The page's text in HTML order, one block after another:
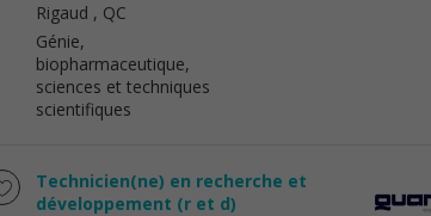
Rigaud , QC
Génie,
biopharmaceutique,
sciences et techniques
scientifiques
Technicien(ne) en recherche et
développement (r et d)